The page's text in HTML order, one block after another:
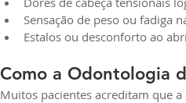
Sensação de peso ou fadiga
Estalos ou desconforto ao
Como a Odontologia
Muitos pacientes acreditam que